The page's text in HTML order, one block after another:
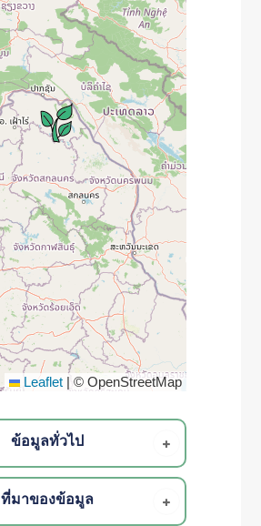
Leaflet © OpenStreetMap
ข้อมูลทั่วไป
ที่มาของข้อมูล